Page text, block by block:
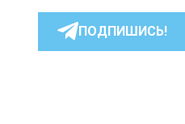
ПОДПИШИСЬ!